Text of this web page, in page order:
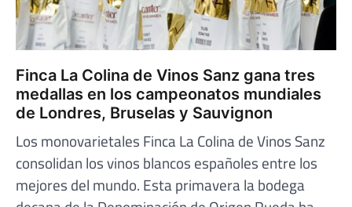
Finca La Colina de Vinos Sanz gana tres
medallas en los campeonatos mundiales
de Londres, Bruselas y Sauvignon
Los monovarietales Finca La Colina de Vinos Sanz
consolidan los vinos blancos españoles entre los
mejores del mundo. Esta primavera la bodega